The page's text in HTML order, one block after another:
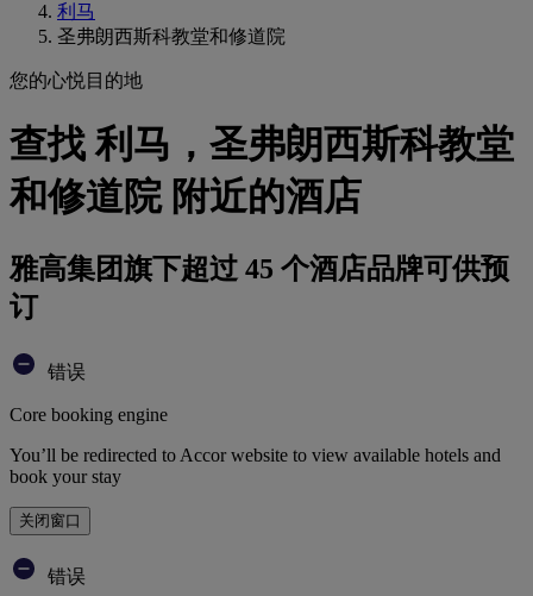
利马
圣弗朗西斯科教堂和修道院
您的心悦目的地
查找 利马，圣弗朗西斯科教堂
和修道院 附近的酒店
雅高集团旗下超过 45 个酒店品牌可供预
订
错误
Core booking engine
You’ll be redirected to Accor website to view available hotels and
book your stay
关闭窗口
错误